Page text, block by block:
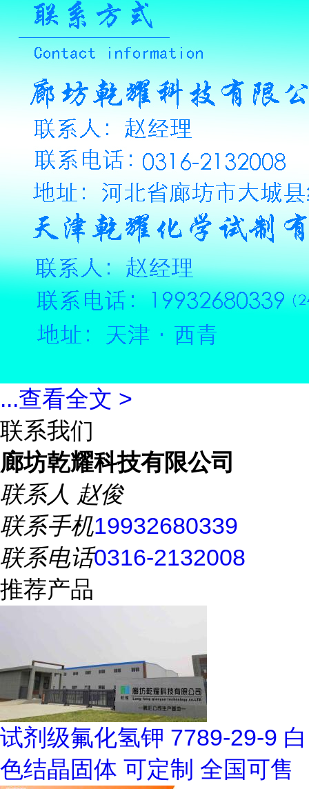
...查看全文 >
联系我们
廊坊乾耀科技有限公司
联系人 赵俊
联系手机19932680339
联系电话0316-2132008
推荐产品
试剂级氟化氢钾 7789-29-9 白
色结晶固体 可定制 全国可售